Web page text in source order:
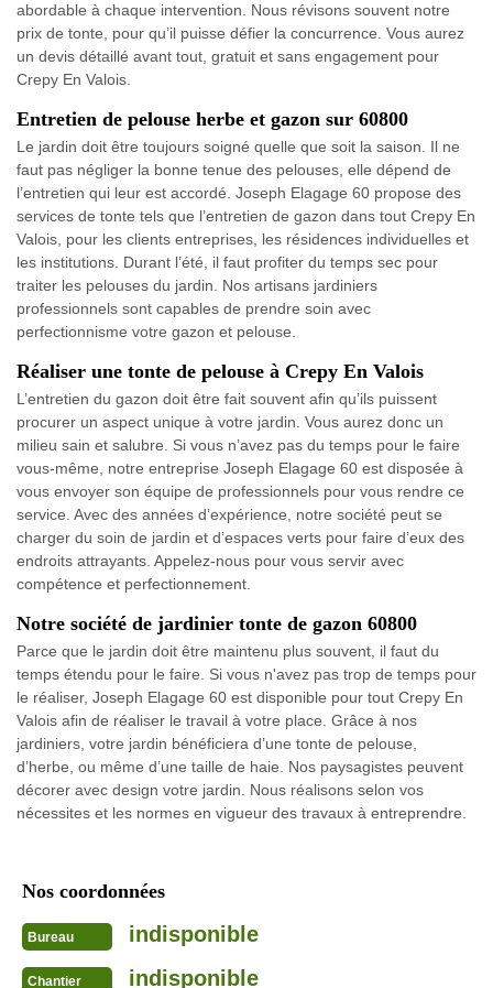
abordable à chaque intervention. Nous révisons souvent notre
prix de tonte, pour qu’il puisse défier la concurrence. Vous aurez
un devis détaillé avant tout, gratuit et sans engagement pour
Crepy En Valois.
Entretien de pelouse herbe et gazon sur 60800
Le jardin doit être toujours soigné quelle que soit la saison. Il ne
faut pas négliger la bonne tenue des pelouses, elle dépend de
l’entretien qui leur est accordé. Joseph Elagage 60 propose des
services de tonte tels que l’entretien de gazon dans tout Crepy En
Valois, pour les clients entreprises, les résidences individuelles et
les institutions. Durant l’été, il faut profiter du temps sec pour
traiter les pelouses du jardin. Nos artisans jardiniers
professionnels sont capables de prendre soin avec
perfectionnisme votre gazon et pelouse.
Réaliser une tonte de pelouse à Crepy En Valois
L’entretien du gazon doit être fait souvent afin qu’ils puissent
procurer un aspect unique à votre jardin. Vous aurez donc un
milieu sain et salubre. Si vous n’avez pas du temps pour le faire
vous-même, notre entreprise Joseph Elagage 60 est disposée à
vous envoyer son équipe de professionnels pour vous rendre ce
service. Avec des années d’expérience, notre société peut se
charger du soin de jardin et d’espaces verts pour faire d’eux des
endroits attrayants. Appelez-nous pour vous servir avec
compétence et perfectionnement.
Notre société de jardinier tonte de gazon 60800
Parce que le jardin doit être maintenu plus souvent, il faut du
temps étendu pour le faire. Si vous n'avez pas trop de temps pour
le réaliser, Joseph Elagage 60 est disponible pour tout Crepy En
Valois afin de réaliser le travail à votre place. Grâce à nos
jardiniers, votre jardin bénéficiera d’une tonte de pelouse,
d’herbe, ou même d’une taille de haie. Nos paysagistes peuvent
décorer avec design votre jardin. Nous réalisons selon vos
nécessites et les normes en vigueur des travaux à entreprendre.
Nos coordonnées
Bureau indisponible
Chantier indisponible